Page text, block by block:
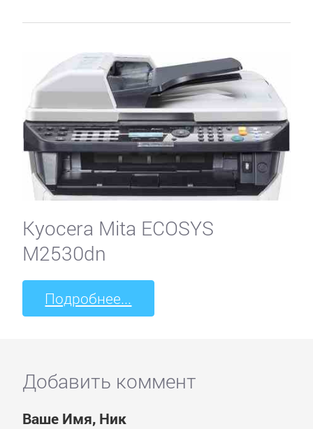
Kyocera Mita ECOSYS
M2530dn
Подробнее...
Добавить коммент
Ваше Имя, Ник